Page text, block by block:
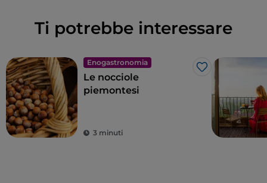
Ti potrebbe interessare
Enogastronomia
Like
Le nocciole
piemontesi
3 minuti